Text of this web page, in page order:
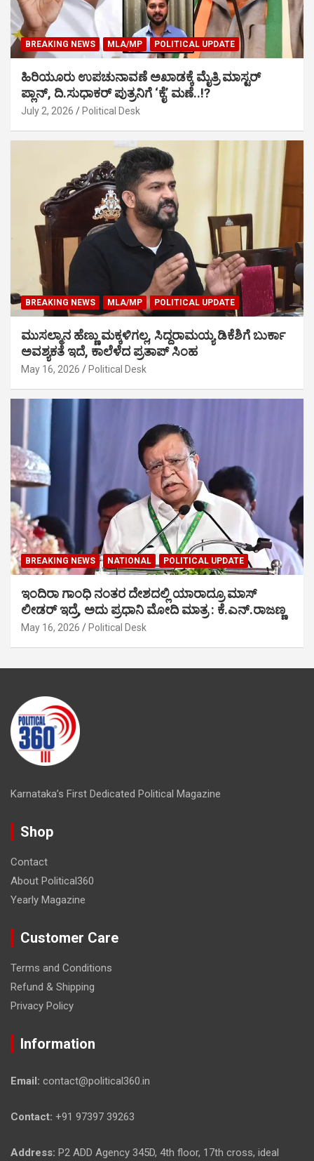
BREAKING NEWS MLA/MP POLITICAL UPDATE
ಹಿರಿಯೂರು ಉಪಚುನಾವಣೆ ಅಖಾಡಕ್ಕೆ ಮೈತ್ರಿ ಮಾಸ್ಟರ್
ಪ್ಲಾನ್, ದಿ.ಸುಧಾಕರ್ ಪುತ್ರನಿಗೆ ‘ಕೈ’ ಮಣೆ..!?
July 2, 2026 Political Desk
BREAKING NEWS MLA/MP POLITICAL UPDATE
ಮುಸಲ್ಮಾನ ಹೆಣ್ಣು ಮಕ್ಕಳಿಗಲ್ಲ, ಸಿದ್ದರಾಮಯ್ಯ ಡಿಕೆಶಿಗೆ ಬುರ್ಕಾ
ಅವಶ್ಯಕತೆ ಇದೆ, ಕಾಲೆಳೆದ ಪ್ರತಾಪ್ ಸಿಂಹ
May 16, 2026 Political Desk
BREAKING NEWS NATIONAL POLITICAL UPDATE
ಇಂದಿರಾ ಗಾಂಧಿ ನಂತರ ದೇಶದಲ್ಲಿ ಯಾರಾದ್ರೂ ಮಾಸ್
ಲೀಡರ್ ಇದ್ರೆ, ಅದು ಪ್ರಧಾನಿ ಮೋದಿ ಮಾತ್ರ : ಕೆ.ಎನ್.ರಾಜಣ್ಣ
May 16, 2026 Political Desk
Karnataka’s First Dedicated Political Magazine
Shop
Contact
About Political360
Yearly Magazine
Customer Care
Terms and Conditions
Refund & Shipping
Privacy Policy
Information
Email: contact@political360.in
Contact: +91 97397 39263
Address: P2 ADD Agency 345D, 4th floor, 17th cross, ideal